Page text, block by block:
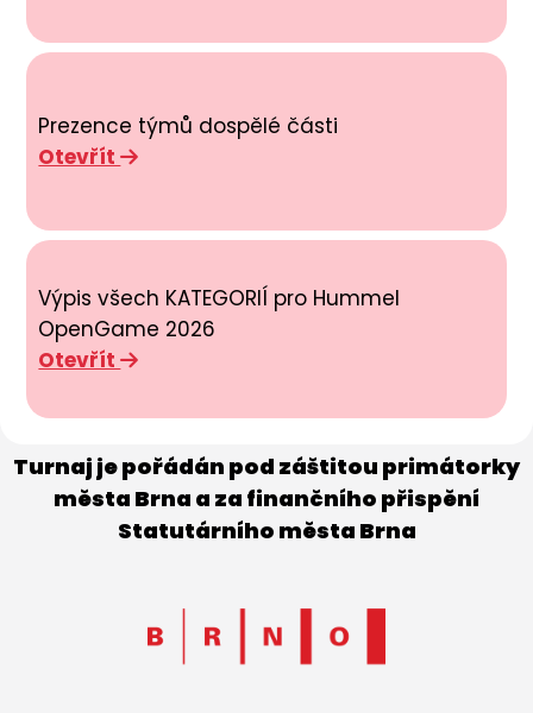
Prezence týmů dospělé části
Otevřít
Výpis všech KATEGORIÍ pro Hummel
OpenGame 2026
Otevřít
Turnaj je pořádán pod záštitou primátorky
města Brna a za finančního přispění
Statutárního města Brna